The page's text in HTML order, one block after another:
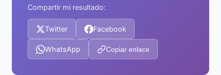
Compartir mi resultado:
Twitter Facebook
WhatsApp Copiar enlace